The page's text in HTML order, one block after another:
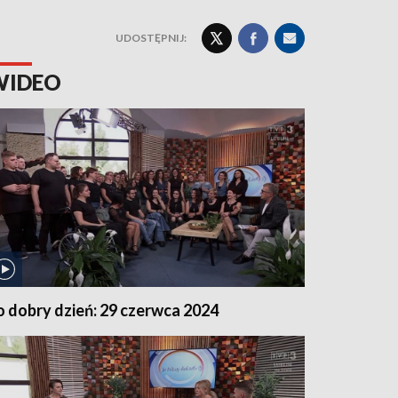
UDOSTĘPNIJ:
dobry dzień: 29 czerwca 2024